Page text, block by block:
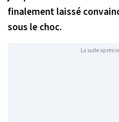
finalement laissé
sous le choc.
La suite après